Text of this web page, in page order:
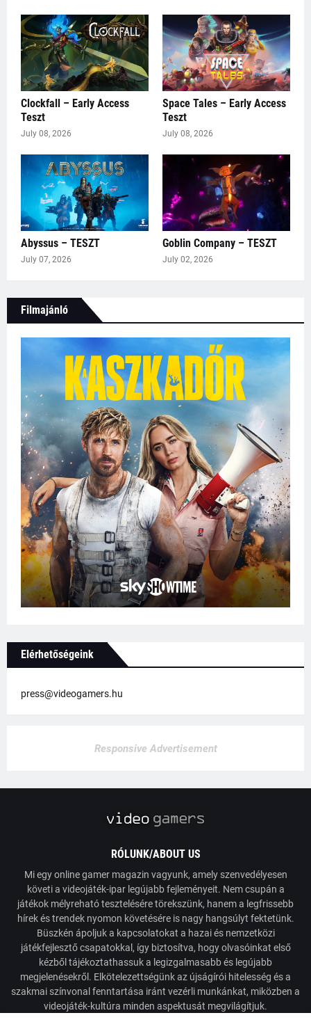
Clockfall – Early Access
Teszt
July 08, 2026
Space Tales – Early Access
Teszt
July 08, 2026
Abyssus – TESZT
July 07, 2026
Goblin Company – TESZT
July 02, 2026
Filmajánló
Elérhetőségeink
press@videogamers.hu
Responsive Advertisement
RÓLUNK/ABOUT US
Mi egy online gamer magazin vagyunk, amely szenvedélyesen
követi a videojáték-ipar legújabb fejleményeit. Nem csupán a
játékok mélyreható tesztelésére törekszünk, hanem a legfrissebb
hírek és trendek nyomon követésére is nagy hangsúlyt fektetünk.
Büszkén ápoljuk a kapcsolatokat a hazai és nemzetközi
játékfejlesztő csapatokkal, így biztosítva, hogy olvasóinkat első
kézből tájékoztathassuk a legizgalmasabb és legújabb
megjelenésekről. Elkötelezettségünk az újságírói hitelesség és a
szakmai színvonal fenntartása iránt vezérli munkánkat, miközben a
videojáték-kultúra minden aspektusát megvilágítjuk.